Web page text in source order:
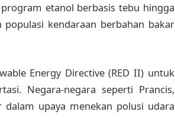
etanol berbasis tebu hingga
kendaraan berbahan bakar
Energy Directive (RED II) untuk
Negara-negara seperti Prancis,
upaya menekan polusi udara